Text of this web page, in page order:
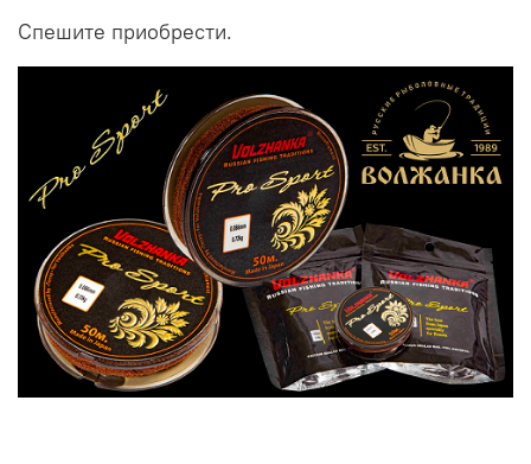
Спешите приобрести.